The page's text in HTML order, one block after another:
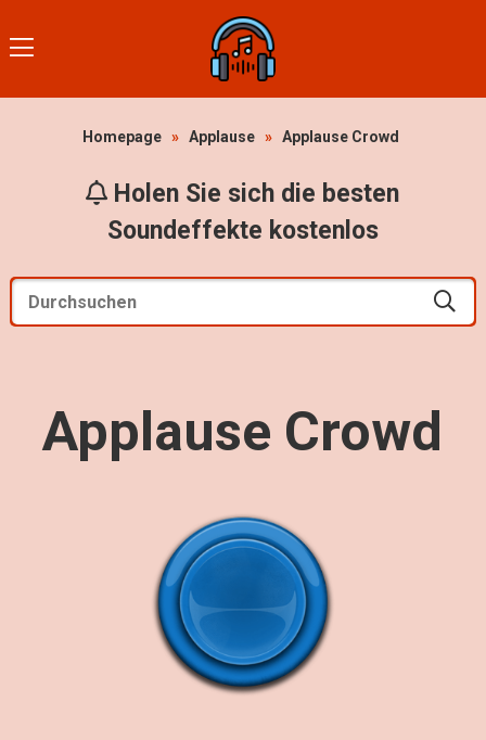
Homepage » Applause » Applause Crowd
Holen Sie sich die besten
Soundeffekte kostenlos
Applause Crowd